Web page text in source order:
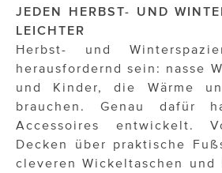
Solid & Bold
St. Peter Stiftskulinarium
Susanne Wuest
THE GOODSTUFF
JEDEN HERBST- UND
LEICHTER
Herbst- und
herausfordernd sein: nasse
und Kinder, die Wärme
brauchen. Genau dafür
Accessoires entwickelt.
Decken über praktische
cleveren Wickeltaschen und